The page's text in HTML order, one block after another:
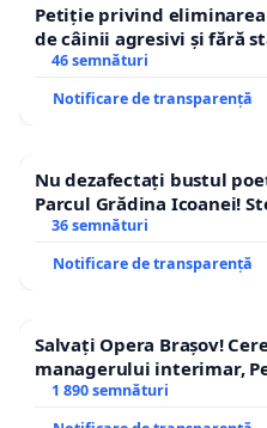
Petiție privind
de câinii agresivi și fără
46 semnături
Notificare de transparență
Nu dezafectați bustul
Parcul Grădina Icoanei!
36 semnături
Notificare de transparență
Salvați Opera Brașov!
managerului interimar,
1 890 semnături